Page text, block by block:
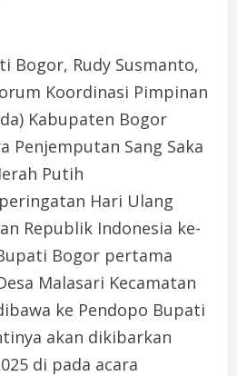
Bogor, Rudy Susmanto,
Koordinasi Pimpinan
Kabupaten Bogor
Penjemputan Sang Saka
Putih
Hari Ulang
Republik Indonesia ke-
Bogor pertama
Malasari Kecamatan
ke Pendopo Bupati
akan dikibarkan
di pada acara